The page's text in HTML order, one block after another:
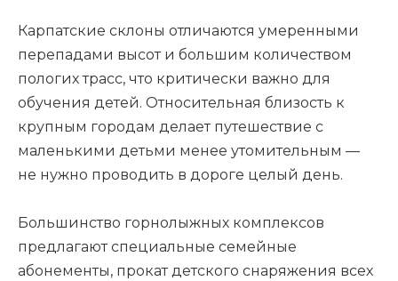
Карпатские склоны отличаются умеренными
перепадами высот и большим количеством
пологих трасс, что критически важно для
обучения детей. Относительная близость к
крупным городам делает путешествие с
маленькими детьми менее утомительным —
не нужно проводить в дороге целый день.
Большинство горнолыжных комплексов
предлагают специальные семейные
абонементы, прокат детского снаряжения всех